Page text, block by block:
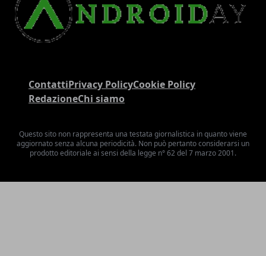
ContattiPrivacy PolicyCookie Policy
RedazioneChi siamo
Questo sito non rappresenta una testata giornalistica in quanto viene
aggiornato senza alcuna periodicità. Non può pertanto considerarsi un
prodotto editoriale ai sensi della legge n° 62 del 7 marzo 2001.